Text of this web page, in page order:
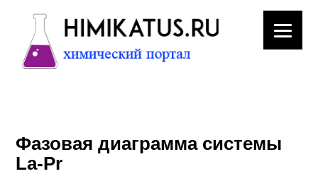
ХИМИЧЕСКАЯ
ПОСУДА
Фазовая диаграмма системы
La-Pr